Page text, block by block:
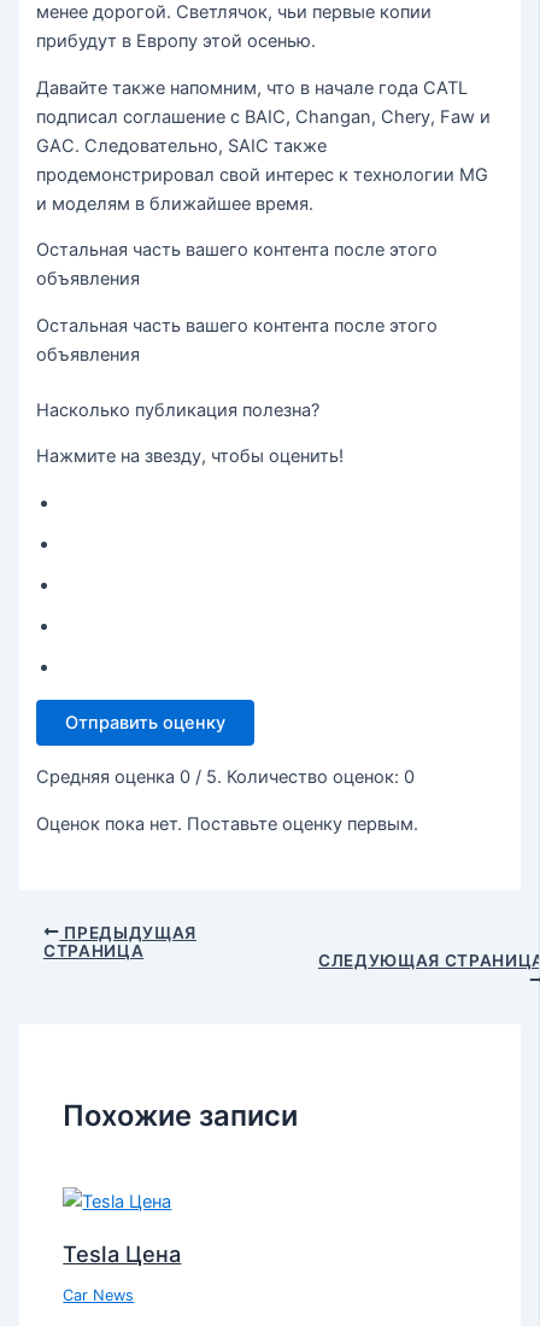
менее дорогой. Светлячок, чьи первые копии
прибудут в Европу этой осенью.
Давайте также напомним, что в начале года CATL
подписал соглашение с BAIC, Changan, Chery, Faw и
GAC. Следовательно, SAIC также
продемонстрировал свой интерес к технологии MG
и моделям в ближайшее время.
Остальная часть вашего контента после этого
объявления
Остальная часть вашего контента после этого
объявления
Насколько публикация полезна?
Нажмите на звезду, чтобы оценить!
Отправить оценку
Средняя оценка 0 / 5. Количество оценок: 0
Оценок пока нет. Поставьте оценку первым.
ПРЕДЫДУЩАЯ
СТРАНИЦА
СЛЕДУЮЩАЯ
Похожие записи
Tesla Цена
Car News